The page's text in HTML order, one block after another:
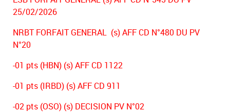
25/02/2026
NRBT FORFAIT GENERAL (s) AFF CD N°480 DU PV
N°20
-01 pts (HBN) (s) AFF CD 1122
-01 pts (IRBD) (s) AFF CD 911
-02 pts (OSO) (s) DECISION PV N°02